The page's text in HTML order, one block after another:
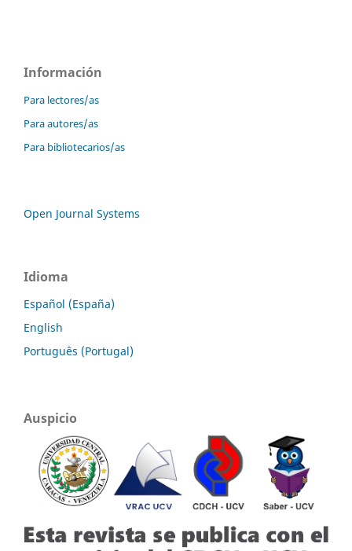
Información
Para lectores/as
Para autores/as
Para bibliotecarios/as
Open Journal Systems
Idioma
Español (España)
English
Português (Portugal)
Auspicio